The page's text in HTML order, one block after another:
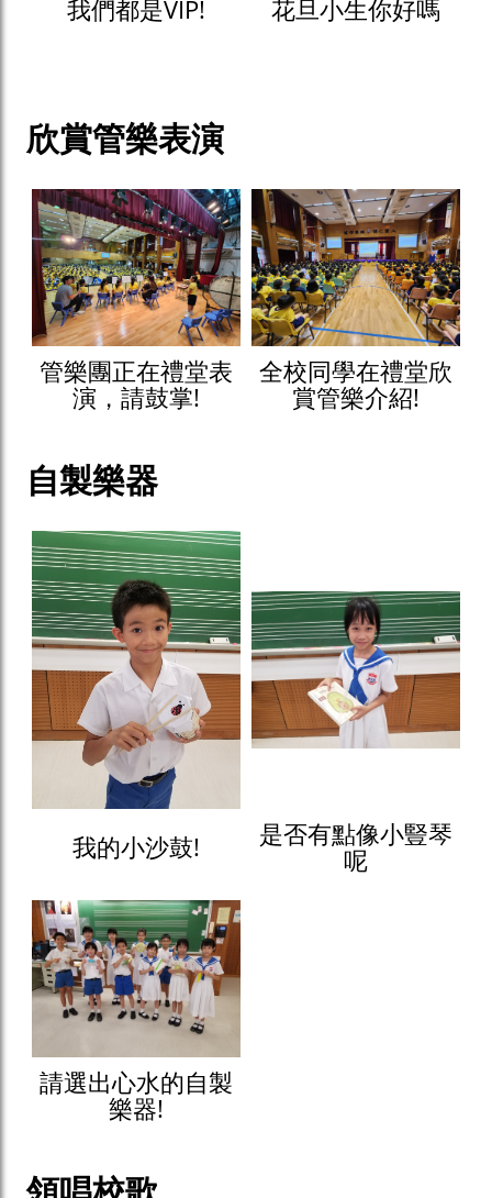
我們都是VIP! 花旦小生你好嗎
欣賞管樂表演
管樂團正在禮堂表
演，請鼓掌!
全校同學在禮堂欣
賞管樂介紹!
自製樂器
我的小沙鼓!
是否有點像小豎琴
呢
請選出心水的自製
樂器!